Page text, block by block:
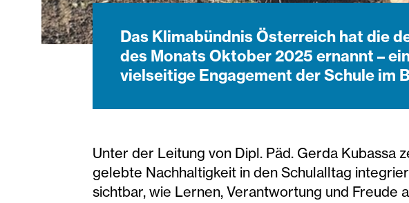
Das Klimabündnis Österreich hat die
des Monats Oktober 2025 ernannt –
vielseitige Engagement der Schule im
Unter der Leitung von Dipl. Päd. Gerda Kubassa
gelebte Nachhaltigkeit in den Schulalltag
sichtbar, wie Lernen, Verantwortung und Freude